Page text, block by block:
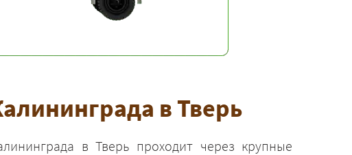
в Тверь
в Тверь проходит через крупные